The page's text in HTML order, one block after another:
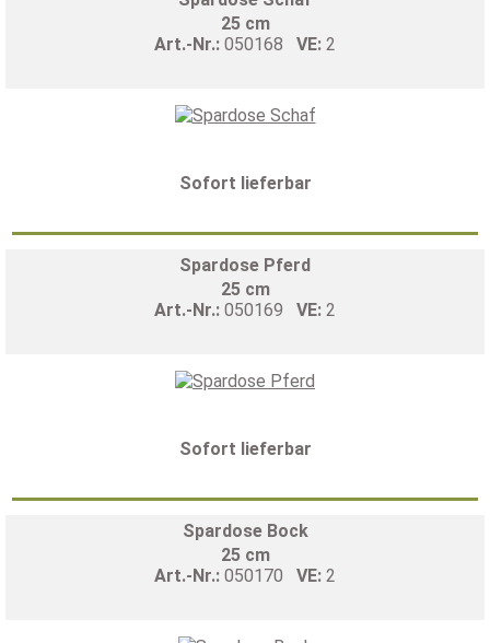
25 cm
Art.-Nr.: 050168 VE: 2
Sofort lieferbar
Spardose Pferd
25 cm
Art.-Nr.: 050169 VE: 2
Sofort lieferbar
Spardose Bock
25 cm
Art.-Nr.: 050170 VE: 2